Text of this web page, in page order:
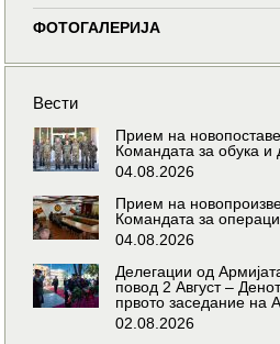
ФОТОГАЛЕРИЈА
Вести
Прием на
Командата за обука и
04.08.2026
Прием на
Командата за
04.08.2026
Делегации од
повод 2 Август –
првото заседание
02.08.2026